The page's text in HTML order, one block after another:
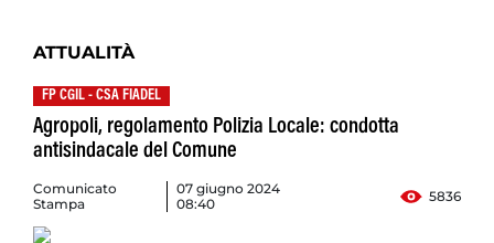
ATTUALITÀ
FP CGIL - CSA FIADEL
Agropoli, regolamento Polizia Locale: condotta
antisindacale del Comune
Comunicato
Stampa
07 giugno 2024
08:40
5836